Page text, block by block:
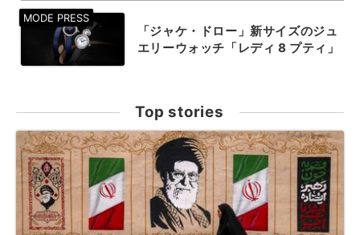
「ジャケ・ドロー」新サイズのジュ
エリーウォッチ「レディ 8 プティ」
Top stories